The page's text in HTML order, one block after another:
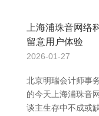
上海浦珠音网络
留意用户体验
2026-01-27
北京明瑞会计师事
的今天上海浦珠音
谈主生存中不成或